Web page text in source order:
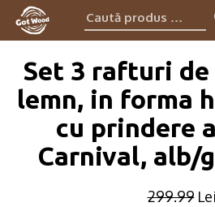
Caută
produs:
Set 3 rafturi
lemn, in forma
cu prindere
Carnival, alb/
299.99 Lei